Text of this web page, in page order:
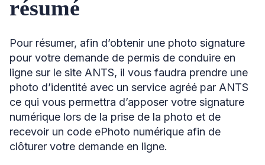
résumé
Pour résumer, afin d’obtenir une photo signature
pour votre demande de permis de conduire en
ligne sur le site ANTS, il vous faudra prendre une
photo d’identité avec un service agréé par ANTS
ce qui vous permettra d’apposer votre signature
numérique lors de la prise de la photo et de
recevoir un code ePhoto numérique afin de
clôturer votre demande en ligne.